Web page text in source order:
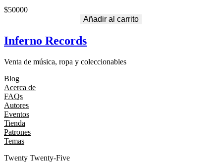
$50000
Añadir al carrito
Inferno Records
Venta de música, ropa y coleccionables
Blog
Acerca de
FAQs
Autores
Eventos
Tienda
Patrones
Temas
Twenty Twenty-Five